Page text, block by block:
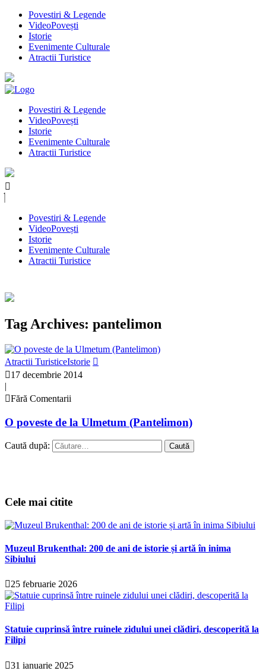
Povestiri & Legende
VideoPovești
Istorie
Evenimente Culturale
Atractii Turistice
Povestiri & Legende
VideoPovești
Istorie
Evenimente Culturale
Atractii Turistice
Povestiri & Legende
VideoPovești
Istorie
Evenimente Culturale
Atractii Turistice
Tag Archives: pantelimon
Atractii TuristiceIstorie
17 decembrie 2014
|
Fără Comentarii
O poveste de la Ulmetum (Pantelimon)
Caută după:
Cele mai citite
Muzeul Brukenthal: 200 de ani de istorie și artă în inima
Sibiului
25 februarie 2026
Statuie cuprinsă între ruinele zidului unei clădiri, descoperită la
Filipi
31 ianuarie 2025